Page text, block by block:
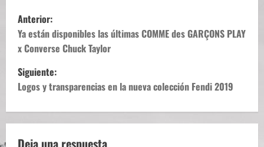
N
a
v
e
g
a
Anterior:
Ya están disponibles las últimas COMME des GARÇONS PLAY
x Converse Chuck Taylor
Siguiente:
Logos y transparencias en la nueva colección Fendi 2019
Deja una respuesta